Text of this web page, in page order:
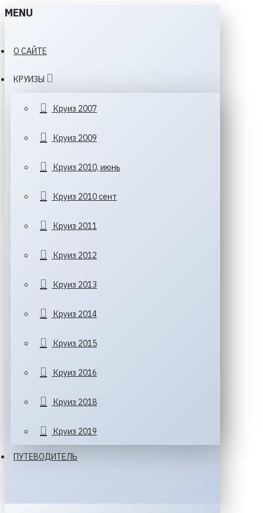
MENU
О САЙТЕ
КРУИЗЫ
Круиз 2007
Круиз 2009
Круиз 2010, июнь
Круиз 2010 сент
Круиз 2011
Круиз 2012
Круиз 2013
Круиз 2014
Круиз 2015
Круиз 2016
Круиз 2018
Круиз 2019
ПУТЕВОДИТЕЛЬ